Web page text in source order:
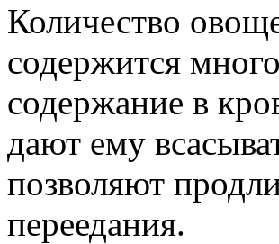
Количество
содержится
содержание в
дают ему
позволяют
переедания.